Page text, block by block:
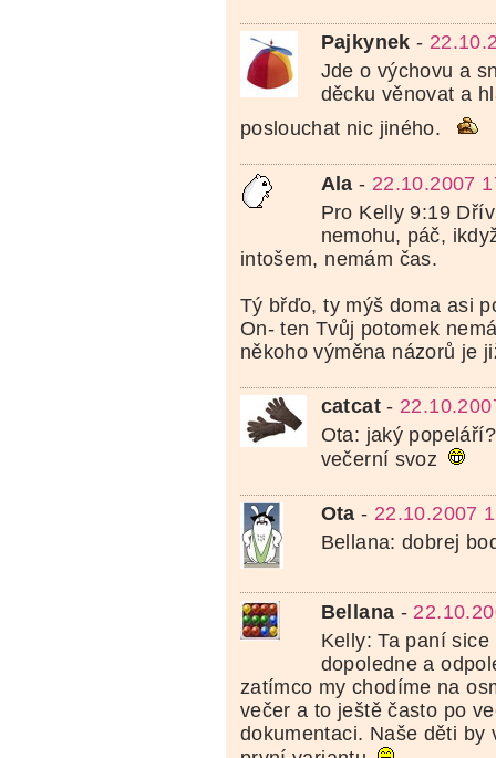
Pajkynek -
Jde o výchovu a
děcku věnovat a
poslouchat nic jiného.
Ala - 22.10.2007
Pro Kelly 9:19
nemohu, páč,
intošem, nemám čas.
Tý břďo, ty mýš doma asi
On- ten Tvůj potomek
někoho výměna názorů je
catcat-
Ota: jaký
večerní svoz
Ota - 22.10.2007
Bellana: dobrej
Bellana -
Kelly: Ta paní
dopoledne a
zatímco my chodíme na
večer a to ještě často po
dokumentaci. Naše děti by